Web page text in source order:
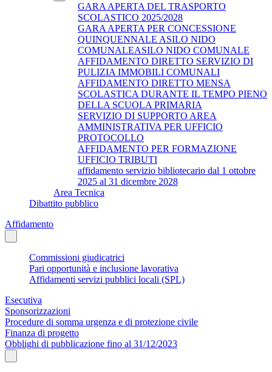
GARA APERTA DEL TRASPORTO
SCOLASTICO 2025/2028
GARA APERTA PER CONCESSIONE
QUINQUENNALE ASILO NIDO
COMUNALEASILO NIDO COMUNALE
AFFIDAMENTO DIRETTO SERVIZIO DI
PULIZIA IMMOBILI COMUNALI
AFFIDAMENTO DIRETTO MENSA
SCOLASTICA DURANTE IL TEMPO PIENO
DELLA SCUOLA PRIMARIA
SERVIZIO DI SUPPORTO AREA
AMMINISTRATIVA PER UFFICIO
PROTOCOLLO
AFFIDAMENTO PER FORMAZIONE
UFFICIO TRIBUTI
affidamento servizio bibliotecario dal 1 ottobre
2025 al 31 dicembre 2028
Area Tecnica
Dibattito pubblico
Affidamento
Commissioni giudicatrici
Pari opportunità e inclusione lavorativa
Affidamenti servizi pubblici locali (SPL)
Esecutiva
Sponsorizzazioni
Procedure di somma urgenza e di protezione civile
Finanza di progetto
Obblighi di pubblicazione fino al 31/12/2023